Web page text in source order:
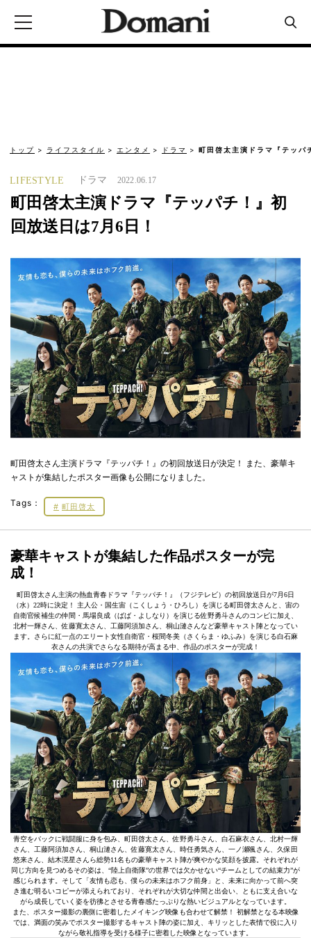
トップ ライフスタイル エンタメ ドラマ 町田啓太主演ドラマ『テッ
LIFESTYLE ドラマ 2022.06.17
町田啓太主演ドラマ『テッパチ！』初
回放送日は7月6日！
町田啓太さん主演ドラマ『テッパチ！』の初回放送日が決定！ また、豪華キ
ャストが集結したポスター画像も公開になりました。
Tags： 町田啓太
豪華キャストが集結した作品ポスターが完
成！
町田啓太さん主演の熱血青春ドラマ『テッパチ！』（フジテレビ）の初回放送日が7月6日
（水）22時に決定！ 主人公・国生宙（こくしょう・ひろし）を演じる町田啓太さんと、宙の
自衛官候補生の仲間・馬場良成（ばば・よしなり）を演じる佐野勇斗さんのコンビに加え、
北村一輝さん、佐藤寛太さん、工藤阿須加さん、桐山漣さんなど豪華キャスト陣となってい
ます。さらに紅一点のエリート女性自衛官・桜間冬美（さくらま・ゆふみ）を演じる白石麻
衣さんの共演でさらなる期待が高まる中、作品のポスターが完成！
青空をバックに戦闘服に身を包み、町田啓太さん、佐野勇斗さん、白石麻衣さん、北村一輝
さん、工藤阿須加さん、桐山漣さん、佐藤寛太さん、時任勇気さん、一ノ瀬颯さん、久保田
悠来さん、結木滉星さんら総勢11名もの豪華キャスト陣が爽やかな笑顔を披露。それぞれが
同じ方向を見つめるその姿は、“陸上自衛隊”の世界では欠かせない“チームとしての結束力”が
感じられます。そして「友情も恋も、僕らの未来はホフク前身」と、未来に向かって前へ突
き進む明るいコピーが添えられており、それぞれが大切な仲間と出会い、ともに支え合いな
がら成長していく姿を彷彿とさせる青春感たっぷりな熱いビジュアルとなっています。
また、ポスター撮影の裏側に密着したメイキング映像も合わせて解禁！ 初解禁となる本映像
では、満面の笑みでポスター撮影するキャスト陣の姿に加え、キリッとした表情で役に入り
ながら敬礼指導を受ける様子に密着した映像となっています。